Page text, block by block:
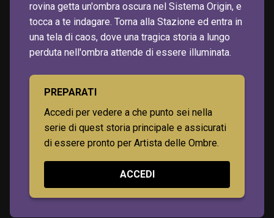
rovina getta un'ombra oscura nel Sistema Origin, e
tocca a te indagare. Torna alla Stazione ed entra in
una tela di caos, dove una tragica storia a lungo
perduta nell'ombra attende di essere illuminata.
PREPARATI
Accedi per vedere a che punto sei nella
serie di quest storia principale e assicurati
di essere pronto per Artista delle Ombre.
ACCEDI